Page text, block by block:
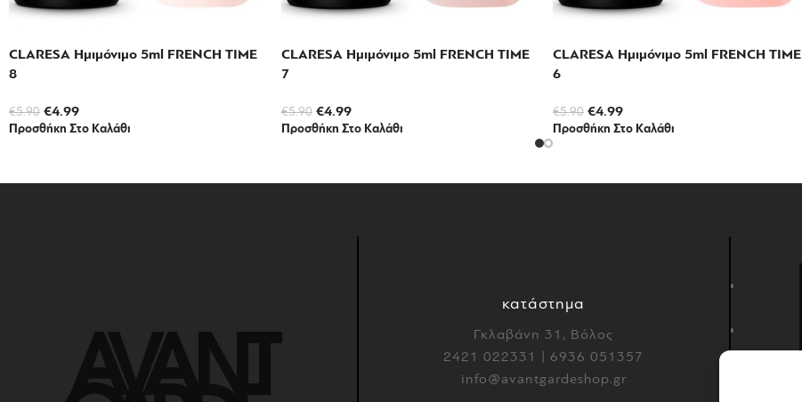
CLARESA Ημιμόνιμο 5ml FRENCH TIME
8
€5.90 €4.99
Προσθήκη Στο Καλάθι
CLARESA Ημιμόνιμο 5ml FRENCH TIME
7
€5.90 €4.99
Προσθήκη Στο Καλάθι
CLARESA Ημιμόνιμο 5ml FRENCH TIME
6
€5.90 €4.99
Προσθήκη Στο Καλάθι
κατάστημα
Γκλαβάνη 31, Βόλος
2421 022331 | 6936 051357
info@avantgardeshop.gr